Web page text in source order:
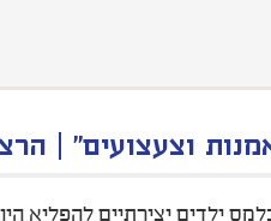
וצעצועים" |
ילדים יצירתיים להפליא